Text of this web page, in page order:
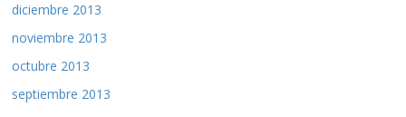
diciembre 2013
noviembre 2013
octubre 2013
septiembre 2013